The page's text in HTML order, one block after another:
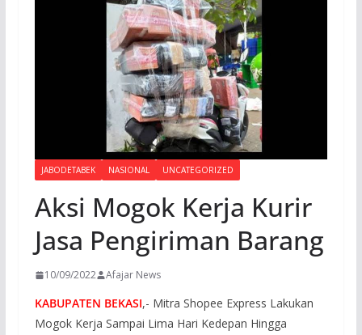
JABODETABEK NASIONAL UNCATEGORIZED
Aksi Mogok Kerja Kurir
Jasa Pengiriman Barang
10/09/2022 Afajar News
KABUPATEN BEKASI,- Mitra Shopee Express Lakukan
Mogok Kerja Sampai Lima Hari Kedepan Hingga